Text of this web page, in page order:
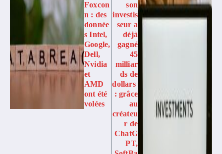
Foxcon
n : des
donnée
s Intel,
Google,
Dell,
Nvidia
et
AMD
ont été
volées
son
investis
seur a
déjà
gagné
45
milliar
ds de
dollars
: grâce
au
créateu
r de
ChatG
PT,